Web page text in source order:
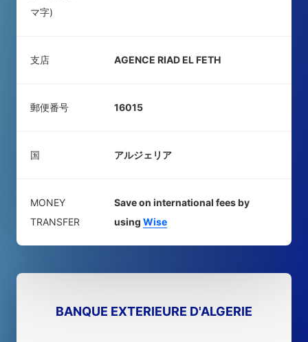
マ字)
支店 AGENCE RIAD EL FETH
郵便番号 16015
国 アルジェリア
MONEY
TRANSFER
Save on international fees by
using Wise
BANQUE EXTERIEURE D'ALGERIE